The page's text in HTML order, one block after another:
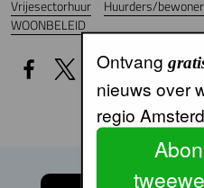
Vrijesectorhuur
Huurders/
WOONBELEID
Ontvang
nieuws over
regio